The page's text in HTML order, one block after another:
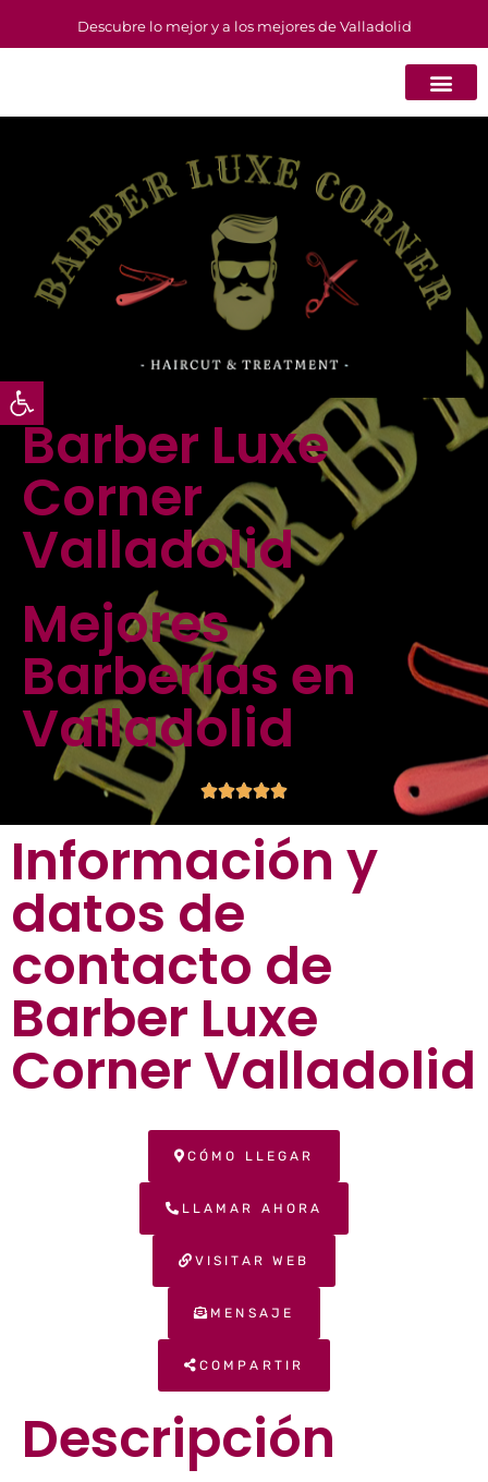
Abrir barra de herramientas
Descubre lo mejor y a los mejores de Valladolid
Barber Luxe
Corner
Valladolid
Mejores
Barberías en
Valladolid

Información y
datos de
contacto de
Barber Luxe
Corner Valladolid
CÓMO LLEGAR
LLAMAR AHORA
VISITAR WEB
MENSAJE
COMPARTIR
Descripción